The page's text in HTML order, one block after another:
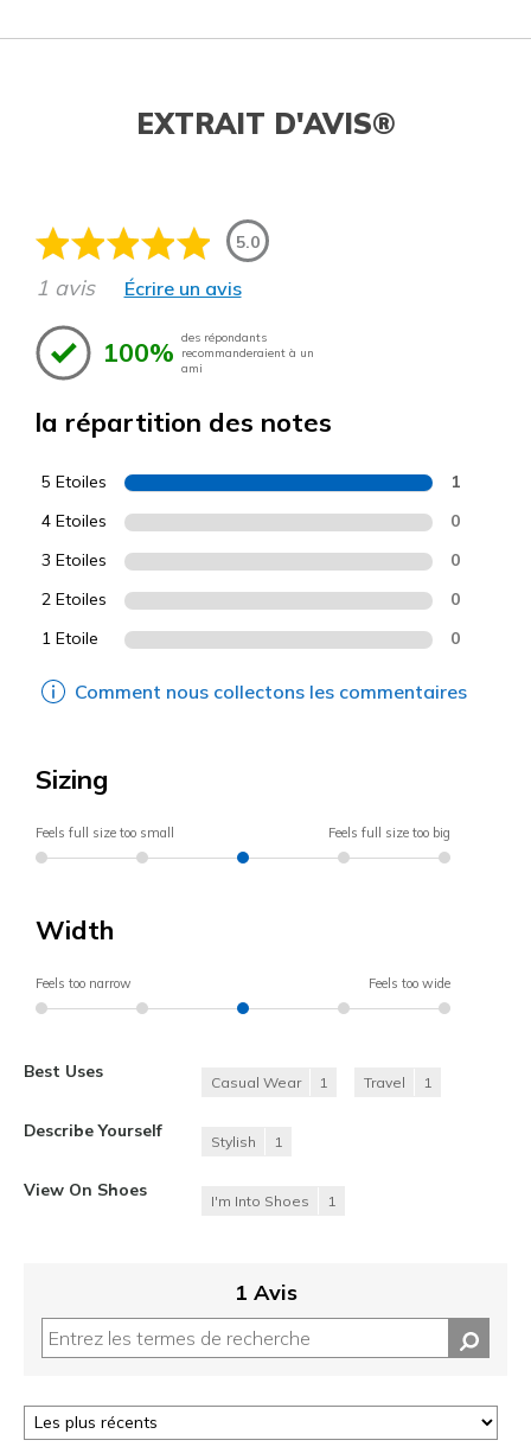
EXTRAIT D'AVIS®
5.0
1 avis Écrire un avis
100% des répondants
recommanderaient à un
ami
la répartition des notes
5 Etoiles 1
4 Etoiles 0
3 Etoiles 0
2 Etoiles 0
1 Etoile 0
Comment nous collectons les commentaires
Sizing
Feels full size too small Feels full size too big
Width
Feels too narrow Feels too wide
Best Uses
Casual Wear 1 Travel 1
Describe Yourself
Stylish 1
View On Shoes
I'm Into Shoes 1
1 Avis